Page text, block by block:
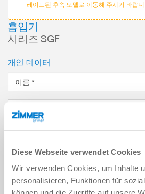
Diese Webseite verwendet Cookies
Wir verwenden Cookies, um Inhalte
personalisieren, Funktionen für
레이드된 후속 모델로 이동해 주시기 바랍
흡입기
시리즈 SGF
개인 데이터
이름 *
성
위치*